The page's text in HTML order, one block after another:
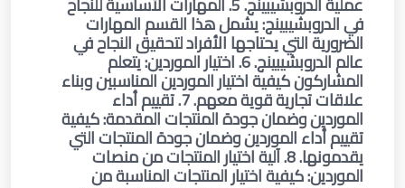
في الدروبشيبينج: يشمل هذا القسم المهارات
الضرورية التي يحتاجها الأفراد لتحقيق النجاح في
عالم الدروبشيبينج. 6. اختيار الموردين: يتعلم
المشاركون كيفية اختيار الموردين المناسبين وبناء
علاقات تجارية قوية معهم. 7. تقييم أداء
الموردين وضمان جودة المنتجات المقدمة: كيفية
تقييم أداء الموردين وضمان جودة المنتجات التي
يقدمونها. 8. آلية اختيار المنتجات من منصات
الموردين: كيفية اختيار المنتجات المناسبة من